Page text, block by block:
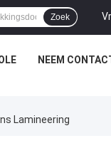
Zoek
NEEM
Lamineering